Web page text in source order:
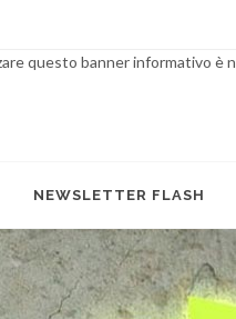
questo banner informativo è
NEWSLETTER FLASH